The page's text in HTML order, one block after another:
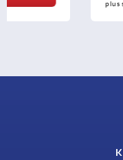
plus shipping costs